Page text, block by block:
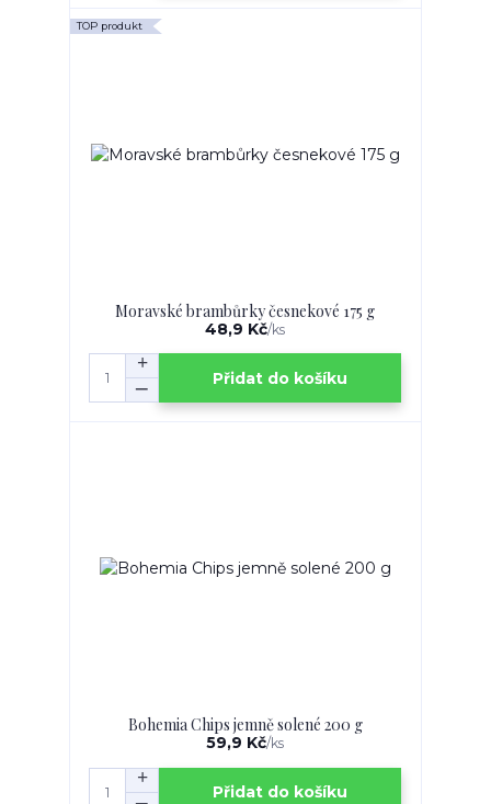
TOP produkt
Moravské brambůrky česnekové 175 g
48,9 Kč/ks
Přidat do košíku
Bohemia Chips jemně solené 200 g
59,9 Kč/ks
Přidat do košíku